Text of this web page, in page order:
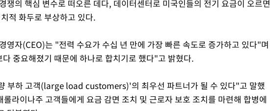
쟁의 핵심 변수로 떠오른 데다, 데이터센터로 미국인들의 전기 요금이 오르면
적 화두로 부상하고 있다.
영자(CEO)는 "전력 수요가 수십 년 만에 가장 빠른 속도로 증가하고 있다"며
중요해졌기 때문에 하나로 합치기로 했다"고 밝혔다.
부하 고객(large load customers)'의 최우선 파트너가 될 수 있다"고 말했
라이나주 고객들에게 요금 감면 조치 및 근로자 보호 조치를 마련해 합병에